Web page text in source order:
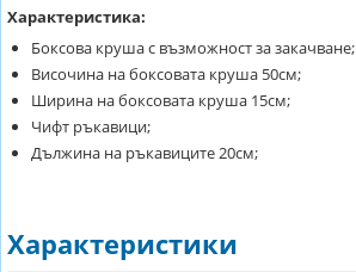
Характеристика:
Боксова круша с възможност за закачване;
Височина на боксовата круша 50см;
Ширина на боксовата круша 15см;
Чифт ръкавици;
Дължина на ръкавиците 20см;
Характеристики